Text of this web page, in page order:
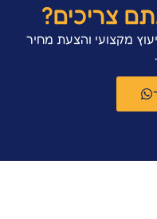
צריכים?
מקצועי והצעת מחיר